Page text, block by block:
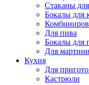
Стаканы
Бокалы для
Для пива
Бокалы для
Для
Кухня
Для
Кастрюли